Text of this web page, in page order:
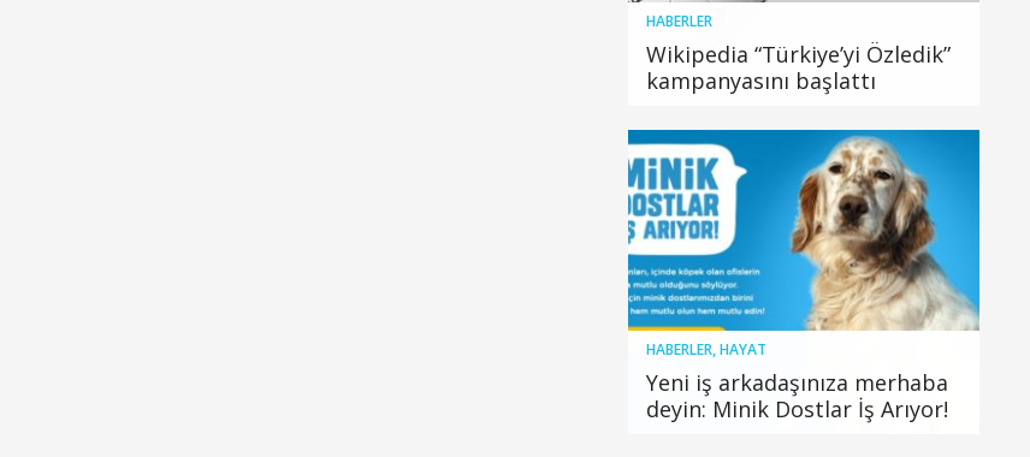
HABERLER
Wikipedia “Türkiye’yi Özledik”
kampanyasını başlattı
HABERLER,HAYAT
Yeni iş arkadaşınıza merhaba
deyin: Minik Dostlar İş Arıyor!